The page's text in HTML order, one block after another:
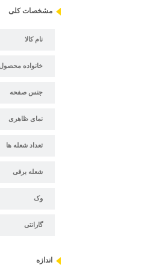
مشخصات کلی
نام کالا
خانواده محصول
جنس صفحه
نمای ظاهری
تعداد شعله ها
شعله برقی
وک
گارانتی
اندازه